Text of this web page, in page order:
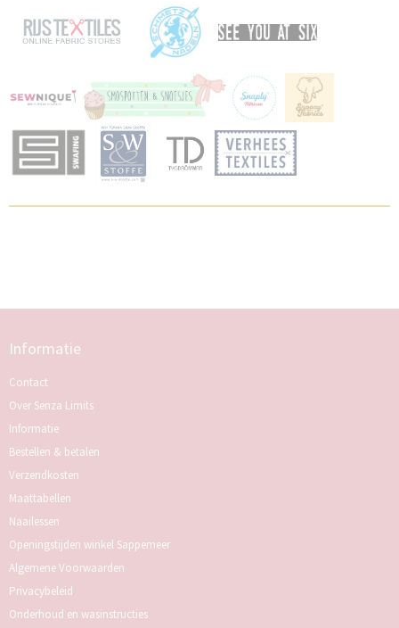
Informatie
Contact
Over Senza Limits
Informatie
Bestellen & betalen
Verzendkosten
Maattabellen
Naailessen
Openingstijden winkel Sappemeer
Algemene Voorwaarden
Privacybeleid
Onderhoud en wasinstructies